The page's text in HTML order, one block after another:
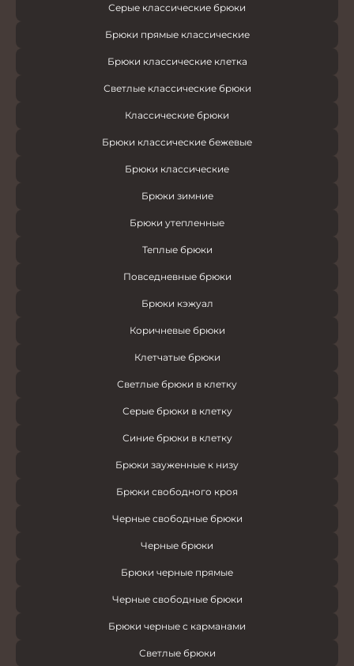
Серые классические брюки
Брюки прямые классические
Брюки классические клетка
Светлые классические брюки
Классические брюки
Брюки классические бежевые
Брюки классические
Брюки зимние
Брюки утепленные
Теплые брюки
Повседневные брюки
Брюки кэжуал
Коричневые брюки
Клетчатые брюки
Светлые брюки в клетку
Серые брюки в клетку
Синие брюки в клетку
Брюки зауженные к низу
Брюки свободного кроя
Черные свободные брюки
Черные брюки
Брюки черные прямые
Черные свободные брюки
Брюки черные с карманами
Светлые брюки